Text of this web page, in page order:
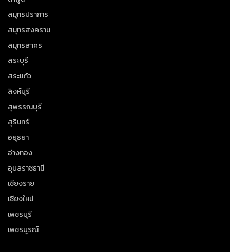
สมุทรปราการ
สมุทรสงคราม
สมุทรสาคร
สระบุรี
สระแก้ว
สิงห์บุรี
สุพรรณบุรี
สุรินทร์
อยุธยา
อ่างทอง
อุบลราชธานี
เชียงราย
เชียงใหม่
เพชรบุรี
เพชรบูรณ์